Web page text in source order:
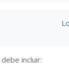
debe incluir: